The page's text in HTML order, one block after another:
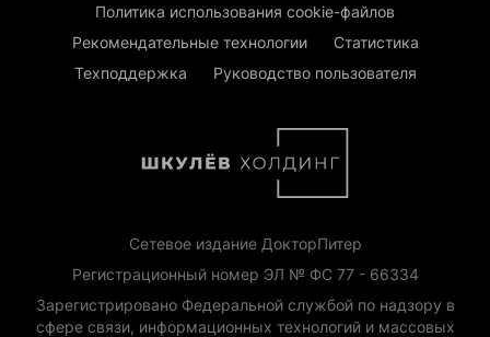
Политика использования cookie-файлов
Рекомендательные технологии
Статистика
Техподдержка
Руководство пользователя
Сетевое издание ДокторПитер
Регистрационный номер ЭЛ № ФС 77 - 66334
Зарегистрировано Федеральной службой по надзору в
сфере связи, информационных технологий и массовых